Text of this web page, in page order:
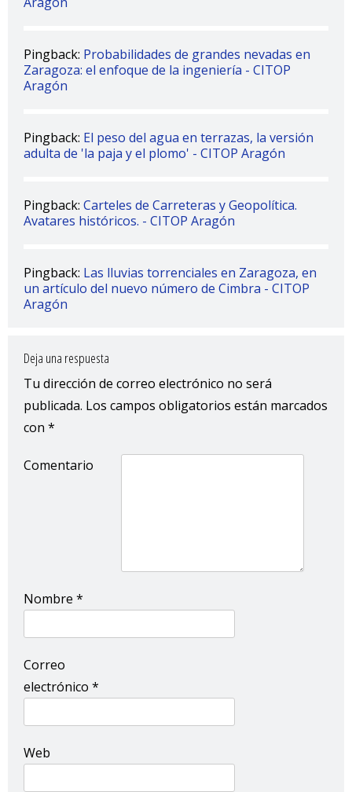
Pingback: Probabilidades de grandes nevadas en
Zaragoza: el enfoque de la ingeniería - CITOP
Aragón
Pingback: El peso del agua en terrazas, la versión
adulta de 'la paja y el plomo' - CITOP Aragón
Pingback: Carteles de Carreteras y Geopolítica.
Avatares históricos. - CITOP Aragón
Pingback: Las lluvias torrenciales en Zaragoza, en
un artículo del nuevo número de Cimbra - CITOP
Aragón
Deja una respuesta
Tu dirección de correo electrónico no será
publicada. Los campos obligatorios están marcados
con *
Comentario
Nombre *
Correo
electrónico *
Web